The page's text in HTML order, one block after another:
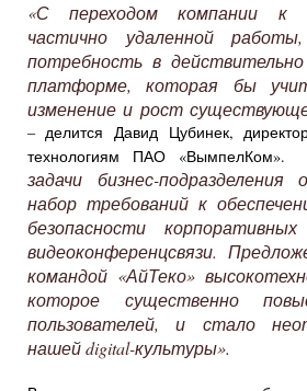
«С переходом компании к
частично удаленной
потребность в
платформе, которая бы
изменение и рост
– делится Давид Цубинек,
технологиям ПАО
задачи бизнес-подразделения
набор требований к
безопасности
видеоконференцсвязи.
командой «АйТеко»
которое существенно
пользователей, и стало
нашей digital-культуры».